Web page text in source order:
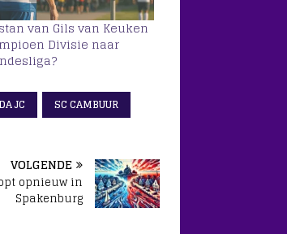
van Gils van Keuken
Divisie naar
JC SC CAMBUUR
VOLGENDE
opnieuw in
Spakenburg